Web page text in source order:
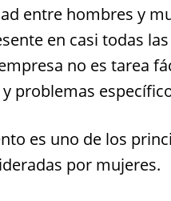
entre hombres y
en casi todas
no es tarea
y problemas
es uno de los
por mujeres.